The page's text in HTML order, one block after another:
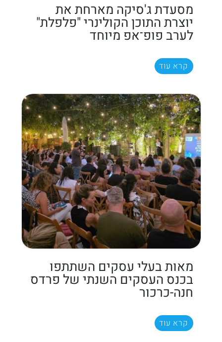
מסעדת ג'סיקה מארחת את
יוצרת התוכן הקולינרי "פלפלת"
לערב פופ־אפ מיוחד
קרא עוד
מאות בעלי עסקים השתתפו
בכנס העסקים השנתי של פרדס
חנה-כרכור
קרא עוד